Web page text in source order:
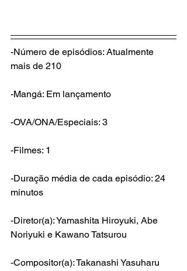
-Número de episódios: Atualmente
mais de 210
-Mangá: Em lançamento
-OVA/ONA/Especiais: 3
-Filmes: 1
-Duração média de cada episódio: 24
minutos
-Diretor(a): Yamashita Hiroyuki, Abe
Noriyuki e Kawano Tatsurou
-Compositor(a): Takanashi Yasuharu